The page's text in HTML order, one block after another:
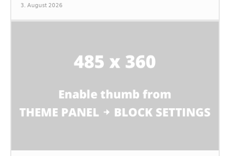
3. August 2026